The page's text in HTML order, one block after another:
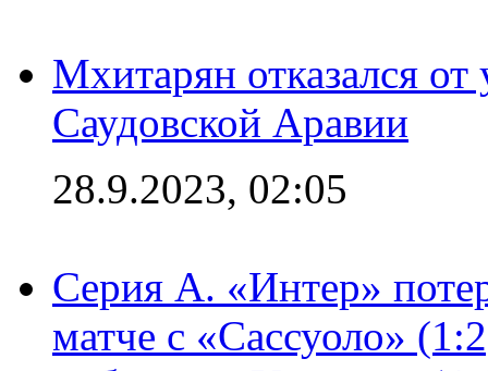
Мхитарян отказался от
Саудовской Аравии
28.9.2023, 02:05
Серия А. «Интер»
матче с «Сассуоло»